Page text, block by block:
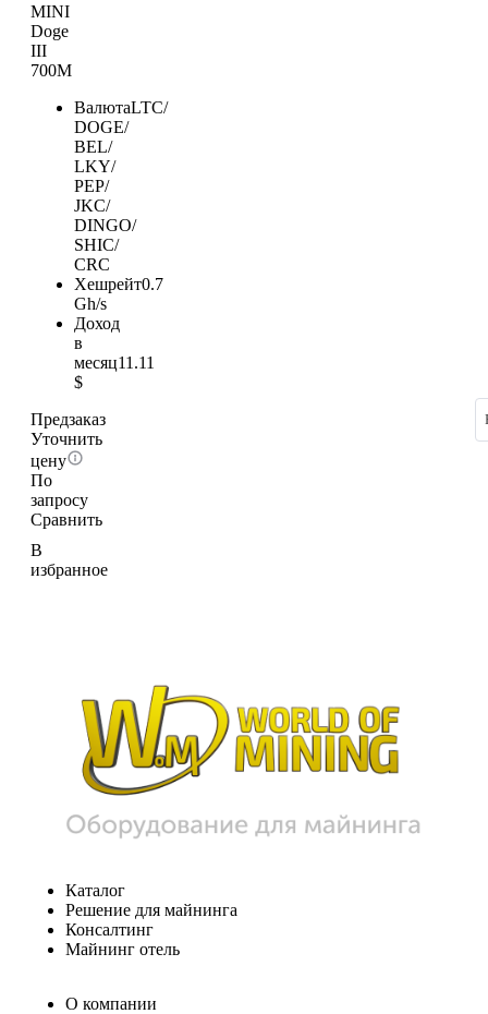
MINI
Doge
III
700M
ВалютаLTC/
DOGE/
BEL/
LKY/
PEP/
JKC/
DINGO/
SHIC/
CRC
Хешрейт0.7
Gh/s
Доход
в
месяц11.11
$
Предзаказ
Уточнить
цену
По
запросу
Сравнить
В
избранное
Каталог
Решение для майнинга
Консалтинг
Майнинг отель
О компании